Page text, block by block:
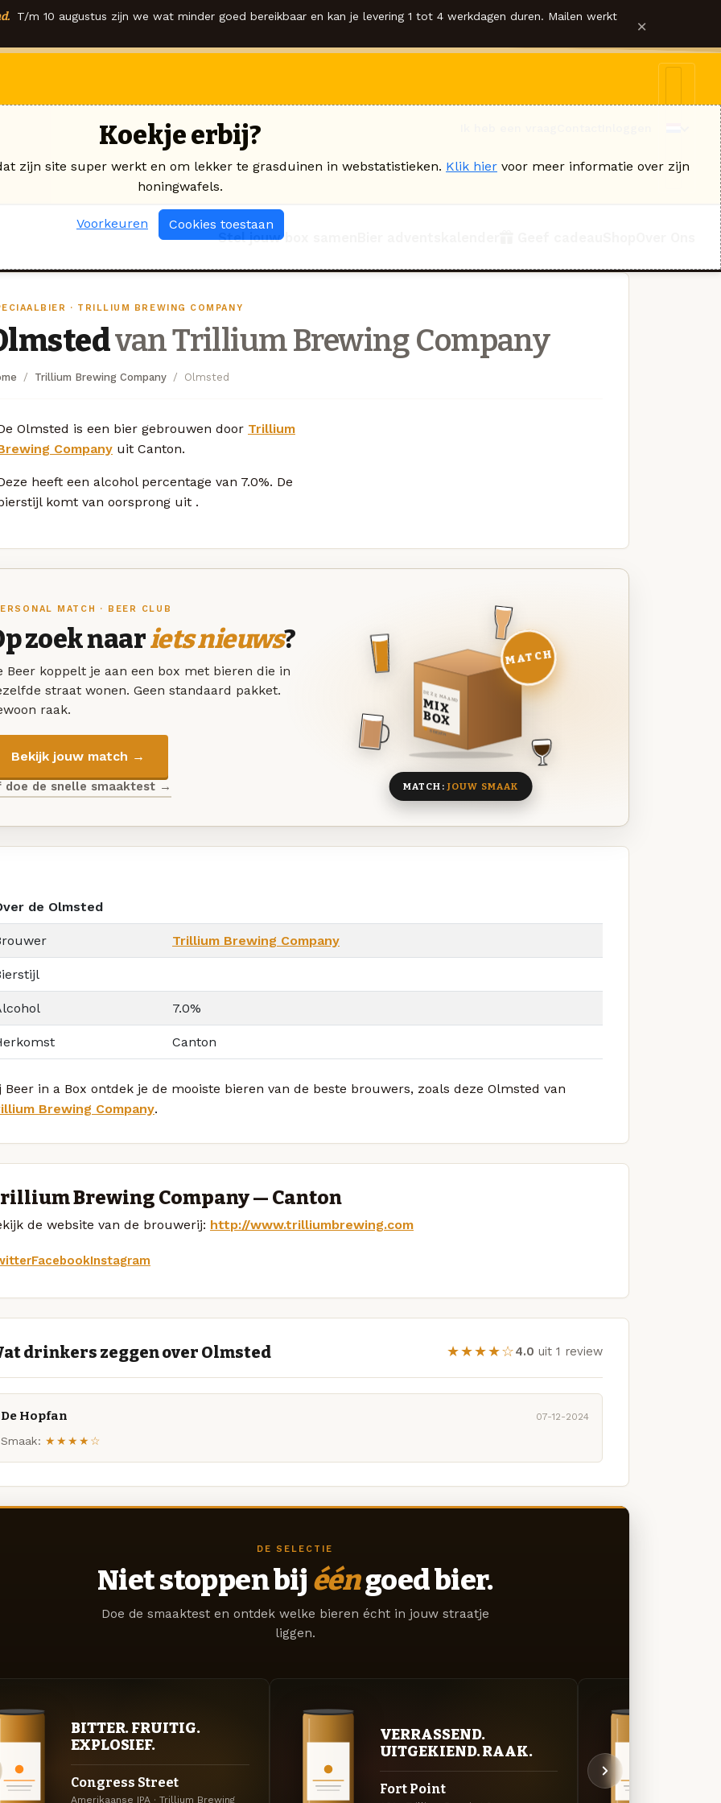
T/m 10 augustus zijn we wat minder goed bereikbaar en kan je levering 1 tot 4 werkdagen duren. Mailen werkt ×
Stel jouw box samen
· TRILLIUM BREWING COMPANY
van Trillium Brewing Company
Trillium Brewing Company Olmsted
Olmsted is een bier gebrouwen door Trillium
Company uit Canton.
heeft een alcohol percentage van 7.0%. De
komt van oorsprong uit .
MATCH · BEER CLUB
zoek naariets nieuws?
Beer koppelt je aan een box met bieren die in
straat wonen. Geen standaard pakket.
raak.
Bekijk jouw match →
doe de snelle smaaktest →
DEZE MAAND
MIX
BOX
8 BIEREN
MATCH
MATCH: JOUW SMAAK
de Olmsted
Trillium Brewing Company
7.0%
Canton
Beer in a Box ontdek je de mooiste bieren van de beste brouwers, zoals deze Olmsted van
Brewing Company.
Brewing Company — Canton
de website van de brouwerij: http://www.trilliumbrewing.com
FacebookInstagram
drinkers zeggen over Olmsted ★★★★☆4.0 uit 1 review
De Hopfan 07-12-2024
Smaak: ★★★★☆
DE SELECTIE
Niet stoppen bij ééngoed bier.
Doe de smaaktest en ontdek welke bieren écht in jouw straatje
liggen.
BITTER. FRUITIG.
EXPLOSIEF.
Congress Street
Amerikaanse IPA · Trillium Brewing
VERRASSEND.
UITGEKIEND. RAAK.
Fort Point
Koekje erbij?
zijn site super werkt en om lekker te grasduinen in webstatistieken. Klik hier voor meer informatie over zijn
honingwafels.
Voorkeuren Cookies toestaan